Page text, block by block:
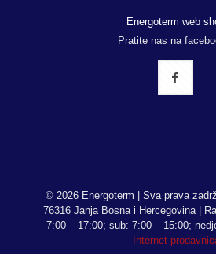
Energoterm web
Pratite nas na
© 2026 Energoterm | Sva prava
76316 Janja Bosna i Hercegovina |
7:00 – 17:00; sub: 7:00 – 15:00;
Internet